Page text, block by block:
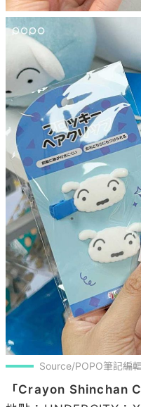
Source/POPO筆記編
「Crayon Shinchan